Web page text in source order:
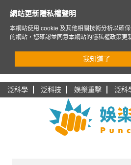
泛科學 泛科技 娛樂重擊 泛科
網站更新隱私權聲明
本網站使用 cookie 及其他相關技術分析以確
的網站，您確認並同意本網站的隱私權政策更
我知道了